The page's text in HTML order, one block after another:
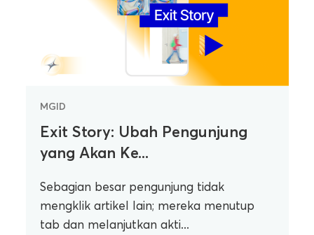
MGID
Exit Story: Ubah Pengunjung
yang Akan Ke...
Sebagian besar pengunjung tidak
mengklik artikel lain; mereka menutup
tab dan melanjutkan akti...